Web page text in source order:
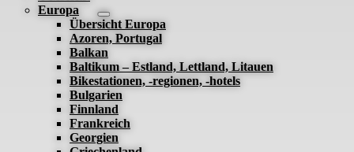
Europa
Übersicht Europa
Azoren, Portugal
Balkan
Baltikum – Estland, Lettland, Litauen
Bikestationen, -regionen, -hotels
Bulgarien
Finnland
Frankreich
Georgien